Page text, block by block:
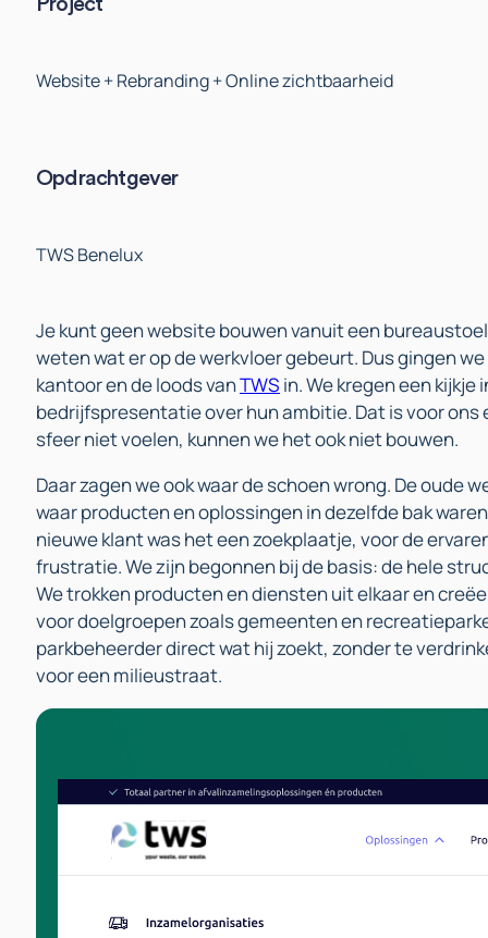
Website + Rebranding + Online zichtbaarheid
Opdrachtgever
TWS Benelux
Je kunt geen website bouwen vanuit een
weten wat er op de werkvloer gebeurt. Dus gingen
kantoor en de loods vanTWS in. We kregen een kijkje
bedrijfspresentatie over hun ambitie. Dat is voor ons
sfeer niet voelen, kunnen we het ook niet bouwen.
Daar zagen we ook waar de schoen wrong. De oude
waar producten en oplossingen in dezelfde bak
nieuwe klant was het een zoekplaatje, voor de
frustratie. We zijn begonnen bij de basis: de hele
We trokken producten en diensten uit elkaar en
voor doelgroepen zoals gemeenten en
parkbeheerder direct wat hij zoekt, zonder te
voor een milieustraat.